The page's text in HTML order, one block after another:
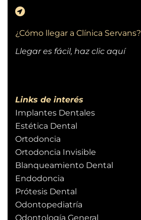
¿Cómo llegar a Clínica Servans?
Llegar es fácil, haz clic aquí
Links de interés
Implantes Dentales
Estética Dental
Ortodoncia
Ortodoncia Invisible
Blanqueamiento Dental
Endodoncia
Prótesis Dental
Odontopediatría
Odontología General